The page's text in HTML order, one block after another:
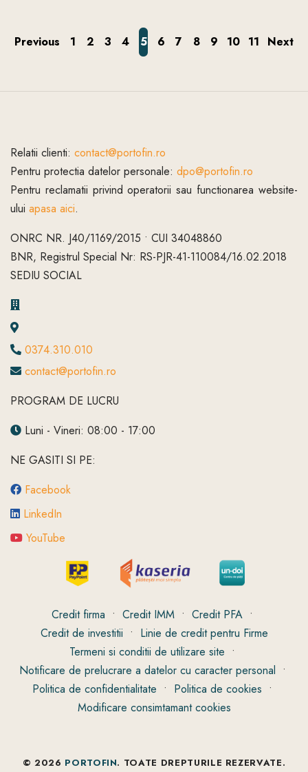
Previous 1 2 3 4 5 6 7 8 9 10 11 Next
Relatii clienti: contact@portofin.ro
Pentru protectia datelor personale: dpo@portofin.ro
Pentru reclamatii privind operatorii sau functionarea website-
ului apasa aici.
ONRC NR. J40/1169/2015 • CUI 34048860
BNR, Registrul Special Nr: RS-PJR-41-110084/16.02.2018
SEDIU SOCIAL
0374.310.010
contact@portofin.ro
PROGRAM DE LUCRU
Luni - Vineri: 08:00 - 17:00
NE GASITI SI PE:
Facebook
LinkedIn
YouTube
Credit firma • Credit IMM • Credit PFA •
Credit de investitii • Linie de credit pentru Firme
Termeni si conditii de utilizare site •
Notificare de prelucrare a datelor cu caracter personal •
Politica de confidentialitate • Politica de cookies •
Modificare consimtamant cookies
© 2026 PORTOFIN. TOATE DREPTURILE REZERVATE.